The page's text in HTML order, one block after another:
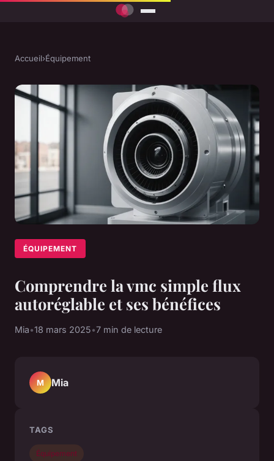
Accueil›Équipement
ÉQUIPEMENT
Comprendre la vmc simple flux
autoréglable et ses bénéfices
Mia•18 mars 2025•7 min de lecture
M Mia
TAGS
Équipement